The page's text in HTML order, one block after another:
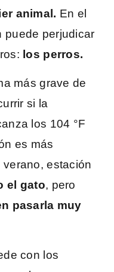
animal. En el
puede perjudicar
los perros.
más grave de
si la
los 104 °F
es más
estación
el gato, pero
pasarla muy
con los